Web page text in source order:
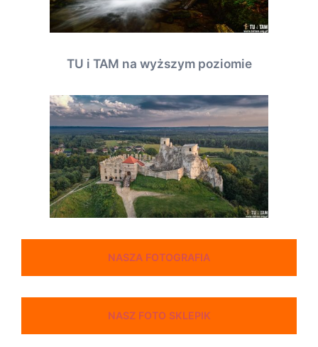
TU i TAM na wyższym poziomie
NASZA FOTOGRAFIA
NASZ FOTO SKLEPIK